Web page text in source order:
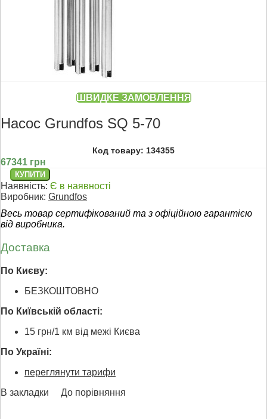
ШВИДКЕ ЗАМОВЛЕННЯ
Насос Grundfos SQ 5-70
Код товару: 134355
67341 грн
Наявність: Є в наявності
Виробник: Grundfos
Весь товар сертифікований та з офіційною гарантією
від виробника.
Доставка
По Києву:
БЕЗКОШТОВНО
По Київській області:
15 грн/1 км від межі Києва
По Україні:
переглянути тарифи
В закладки
До порівняння